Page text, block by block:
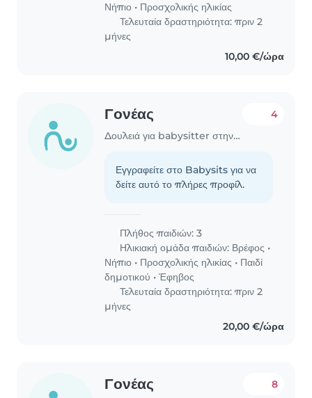
Νήπιο • Προσχολικής ηλικίας
Τελευταία δραστηριότητα: πριν 2
μήνες
10,00 €/ώρα
Γονέας
Δουλειά για babysitter στην περιοχή Χανιά
4
Εγγραφείτε στο Babysits για να
δείτε αυτό το πλήρες προφίλ.
Πλήθος παιδιών: 3
Ηλικιακή ομάδα παιδιών: Βρέφος •
Νήπιο • Προσχολικής ηλικίας • Παιδί
δημοτικού •Έφηβος
Τελευταία δραστηριότητα: πριν 2
μήνες
20,00 €/ώρα
Γονέας 8